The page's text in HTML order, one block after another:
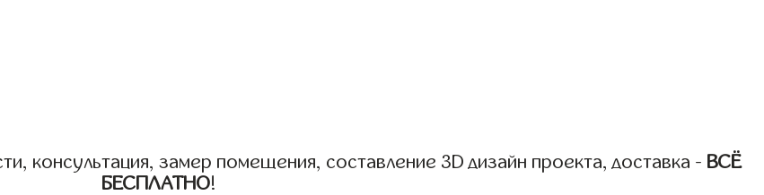
консультация, замер помещения, составление 3D дизайн проекта, доставка - ВСЁ
БЕСПЛАТНО!